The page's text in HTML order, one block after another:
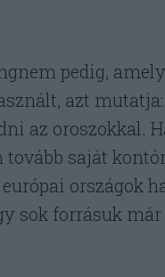
pedig,
azt
az oroszokkal.
tovább saját
országok
sok forrásuk